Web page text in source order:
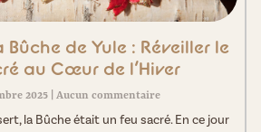
Bûche de Yule : Réveiller le
au Cœur de l’Hiver
2025 Aucun commentaire
la Bûche était un feu sacré. En ce jour